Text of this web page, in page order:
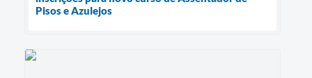
Pisos e Azulejos